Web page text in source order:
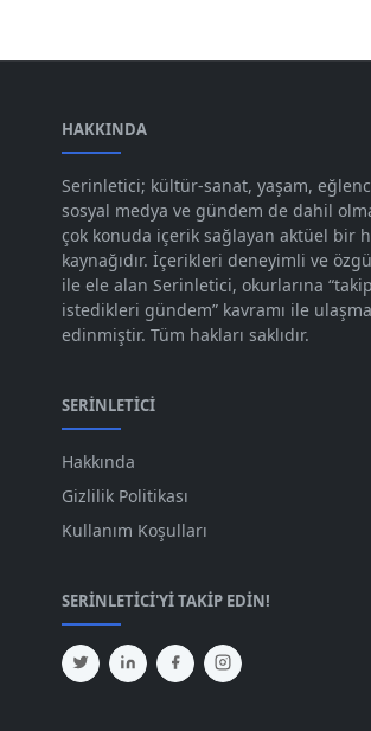
Ara 2023 [101]
Kas 2023
Eki 2023 [73]
Eyl 2023 [73]
Ağu 2023 [74]
Tem 2023 [76]
Haz 2023
May 2023
Nis 2023
Mar 2023
Oca 2023 [87]
Ara 2022 [82]
HAKKINDA
Serinletici; kültür-sanat, yaşam,
sosyal medya ve gündem de dahil
çok konuda içerik sağlayan aktüel bir
kaynağıdır. İçerikleri deneyimli ve
ile ele alan Serinletici, okurlarına
istedikleri gündem” kavramı ile
edinmiştir. Tüm hakları saklıdır.
SERINLETICI
Hakkında
Gizlilik Politikası
Kullanım Koşulları
SERINLETICI'YI TAKIP EDIN!